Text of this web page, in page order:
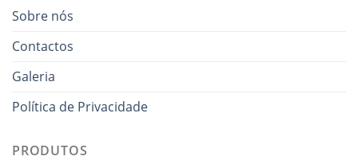
Sobre nós
Contactos
Galeria
Política de Privacidade
PRODUTOS